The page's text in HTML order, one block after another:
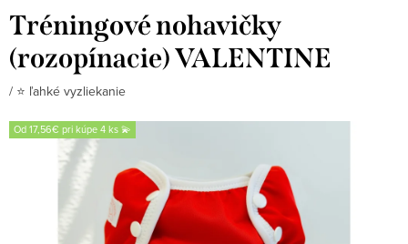
Tréningové nohavičky
(rozopínacie) VALENTINE
/ ⭐️ ľahké vyzliekanie
Od 17,56€ pri kúpe 4 ks 💫